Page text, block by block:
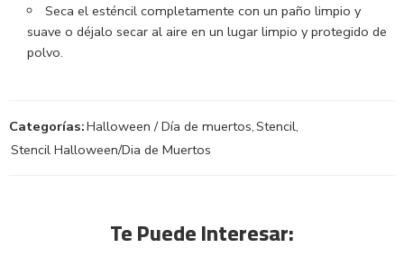
Seca el esténcil completamente con un paño limpio y
suave o déjalo secar al aire en un lugar limpio y protegido de
polvo.
Categorías:Halloween / Día de muertos,Stencil,
Stencil Halloween/Dia de Muertos
Te Puede Interesar: